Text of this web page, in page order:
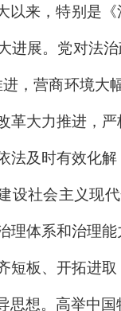
以来，特别是
进展。党对法
进，营商环境大
革大力推进，
法及时有效化
设社会主义现
理体系和治理
短板、开拓进
思想。高举中